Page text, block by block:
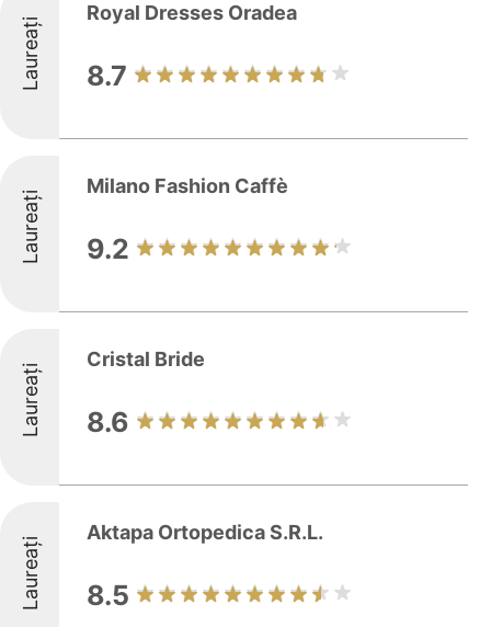
Laureați
Royal Dresses Oradea
8.7
Laureați
Milano Fashion Caffè
9.2
Laureați
Cristal Bride
8.6
Laureați
Aktapa Ortopedica S.R.L.
8.5